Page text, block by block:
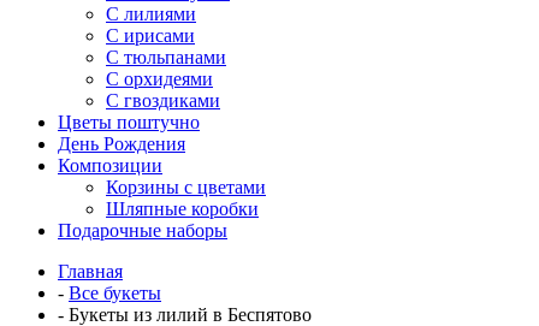
С лилиями
С ирисами
С тюльпанами
С орхидеями
С гвоздиками
Цветы поштучно
День Рождения
Композиции
Корзины с цветами
Шляпные коробки
Подарочные наборы
Главная
- Все букеты
- Букеты из лилий в Беспятово